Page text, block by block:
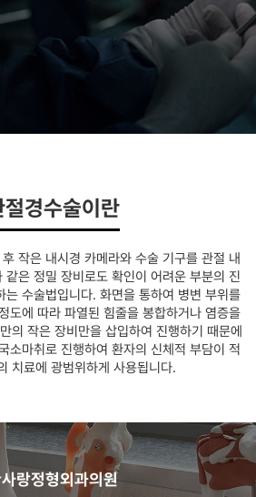
절경수술이란
작은 내시경 카메라와 수술 기구를 관절 내
은 정밀 장비로도 확인이 어려운 부분의 진
는 수술법입니다. 화면을 통하여 병변 부위를
도에 따라 파열된 힘줄을 봉합하거나 염증을
의 작은 장비만을 삽입하여 진행하기 때문에
소마취로 진행하여 환자의 신체적 부담이 적
치료에 광범위하게 사용됩니다.
랑정형외과의원